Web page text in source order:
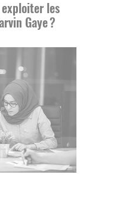
les
Gaye ?